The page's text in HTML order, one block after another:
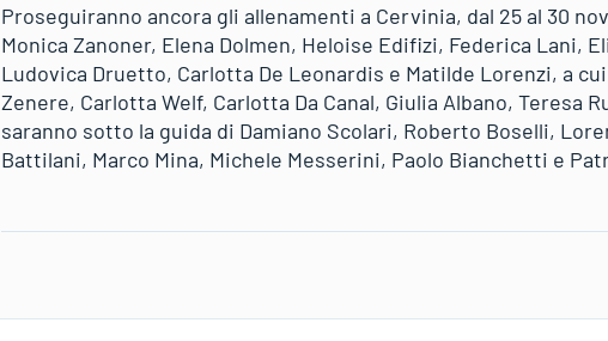
Proseguiranno ancora gli allenamenti a Cervinia, dal 25 al 30
Monica Zanoner, Elena Dolmen, Heloise Edifizi, Federica Lani,
Ludovica Druetto, Carlotta De Leonardis e Matilde Lorenzi, a
Zenere, Carlotta Welf, Carlotta Da Canal, Giulia Albano, Teresa
saranno sotto la guida di Damiano Scolari, Roberto Boselli,
Battilani, Marco Mina, Michele Messerini, Paolo Bianchetti e